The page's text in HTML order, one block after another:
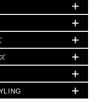
・シューズ除く)
リー
べて
テム
グ
べて
グ
グ
め掛け
小物
べて
三つ折り)
べて
ツ
ター
べて
テム
べて
て